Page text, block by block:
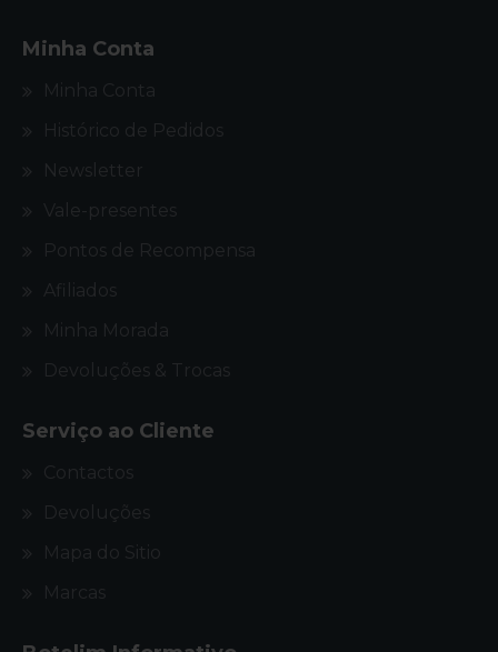
Minha Conta
Minha Conta
Histórico de Pedidos
Newsletter
Vale-presentes
Pontos de Recompensa
Afiliados
Minha Morada
Devoluções & Trocas
Serviço ao Cliente
Contactos
Devoluções
Mapa do Sitio
Marcas